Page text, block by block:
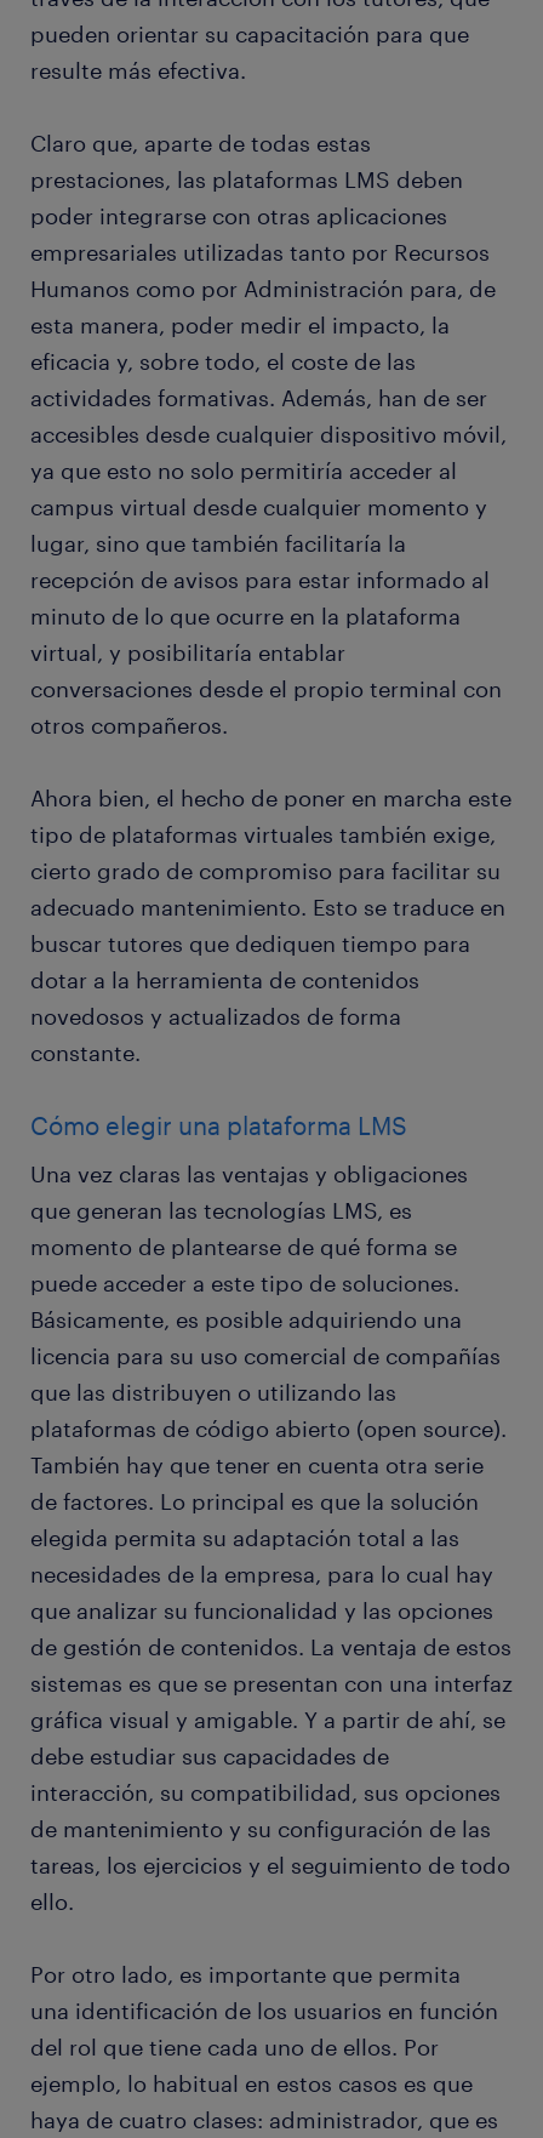
pueden orientar su capacitación para que
resulte más efectiva.
Claro que, aparte de todas estas
prestaciones, las plataformas LMS deben
poder integrarse con otras aplicaciones
empresariales utilizadas tanto por Recursos
Humanos como por Administración para, de
esta manera, poder medir el impacto, la
eficacia y, sobre todo, el coste de las
actividades formativas. Además, han de ser
accesibles desde cualquier dispositivo móvil,
ya que esto no solo permitiría acceder al
campus virtual desde cualquier momento y
lugar, sino que también facilitaría la
recepción de avisos para estar informado al
minuto de lo que ocurre en la plataforma
virtual, y posibilitaría entablar
conversaciones desde el propio terminal con
otros compañeros.
Ahora bien, el hecho de poner en marcha este
tipo de plataformas virtuales también exige,
cierto grado de compromiso para facilitar su
adecuado mantenimiento. Esto se traduce en
buscar tutores que dediquen tiempo para
dotar a la herramienta de contenidos
novedosos y actualizados de forma
constante.
Cómo elegir una plataforma LMS
Una vez claras las ventajas y obligaciones
que generan las tecnologías LMS, es
momento de plantearse de qué forma se
puede acceder a este tipo de soluciones.
Básicamente, es posible adquiriendo una
licencia para su uso comercial de compañías
que las distribuyen o utilizando las
plataformas de código abierto (open source).
También hay que tener en cuenta otra serie
de factores. Lo principal es que la solución
elegida permita su adaptación total a las
necesidades de la empresa, para lo cual hay
que analizar su funcionalidad y las opciones
de gestión de contenidos. La ventaja de estos
sistemas es que se presentan con una interfaz
gráfica visual y amigable. Y a partir de ahí, se
debe estudiar sus capacidades de
interacción, su compatibilidad, sus opciones
de mantenimiento y su configuración de las
tareas, los ejercicios y el seguimiento de todo
ello.
Por otro lado, es importante que permita
una identificación de los usuarios en función
del rol que tiene cada uno de ellos. Por
ejemplo, lo habitual en estos casos es que
haya de cuatro clases: administrador, que es